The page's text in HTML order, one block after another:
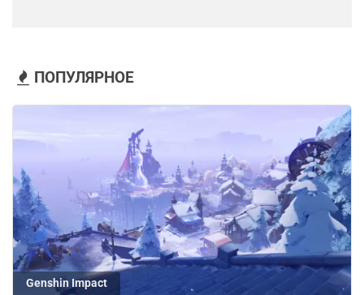
ПОПУЛЯРНОЕ
Genshin Impact